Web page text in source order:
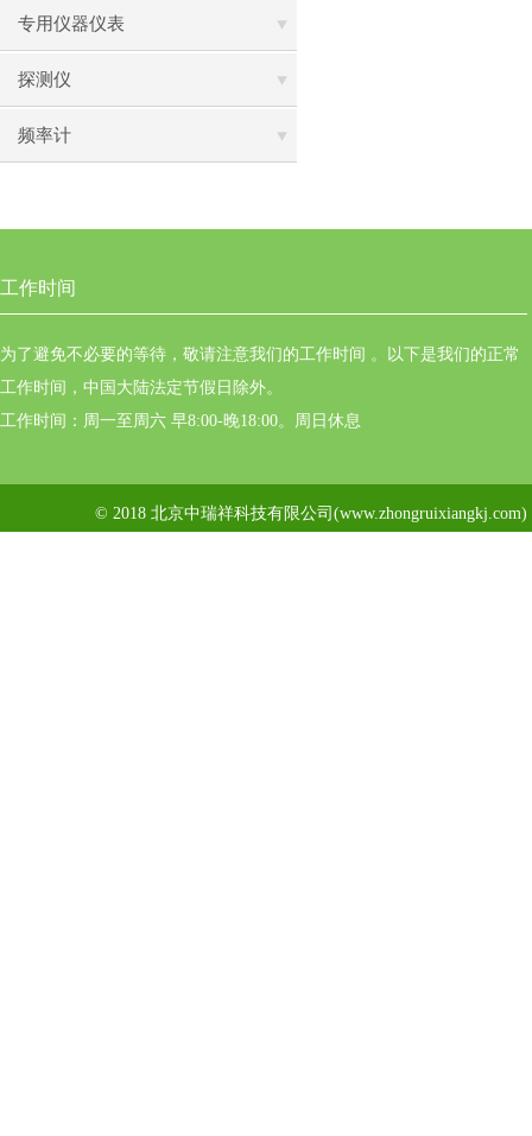
专用仪器仪表
探测仪
频率计
工作时间
为了避免不必要的等待，敬请注意我们的工作时间 。以下是我们的正常
工作时间，中国大陆法定节假日除外。
工作时间：周一至周六 早8:00-晚18:00。周日休息
© 2018 北京中瑞祥科技有限公司